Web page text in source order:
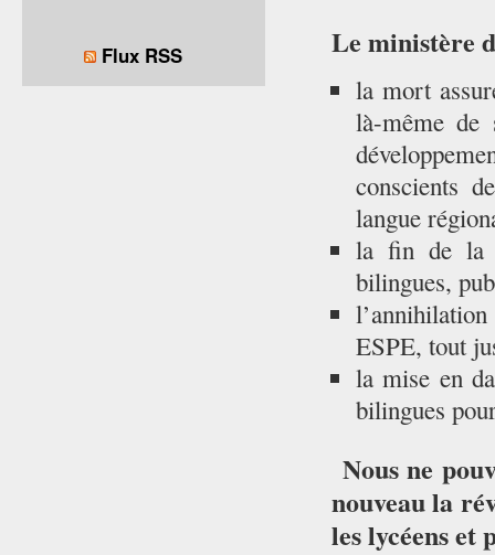
Le ministère
la mort
là-même
conscients
langue
la fin de la
bilingues,
ESPE, tout
la mise en
bilingues
Nous ne
nouveau la
les lycéens et
Flux RSS